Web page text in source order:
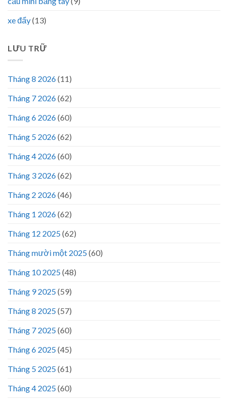
xe đẩy(13)
LƯU TRỮ
Tháng 8 2026(11)
Tháng 7 2026(62)
Tháng 6 2026(60)
Tháng 5 2026(62)
Tháng 4 2026(60)
Tháng 3 2026(62)
Tháng 2 2026(46)
Tháng 1 2026(62)
Tháng 12 2025(62)
Tháng mười một 2025(60)
Tháng 10 2025(48)
Tháng 9 2025(59)
Tháng 8 2025(57)
Tháng 7 2025(60)
Tháng 6 2025(45)
Tháng 5 2025(61)
Tháng 4 2025(60)